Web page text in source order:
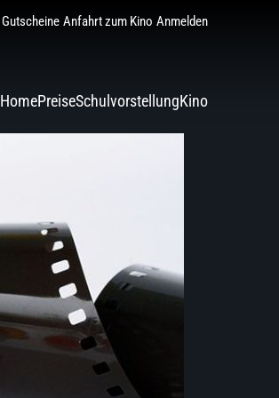
Gutscheine Anfahrt zum Kino Anmelden
HomePreiseSchulvorstellungKino